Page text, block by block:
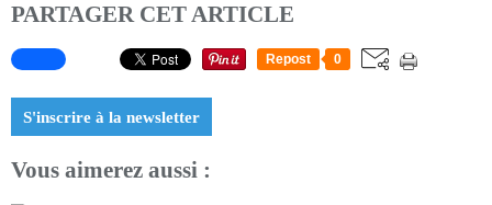
PARTAGER CET ARTICLE
Repost 0
S'inscrire à la newsletter
Vous aimerez aussi :